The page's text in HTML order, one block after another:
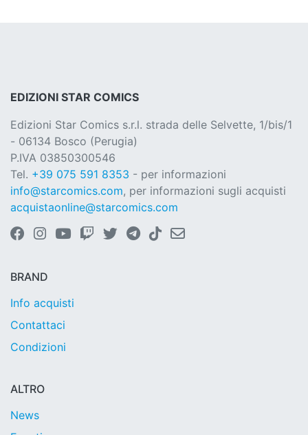
EDIZIONI STAR COMICS
Edizioni Star Comics s.r.l. strada delle Selvette, 1/bis/1
- 06134 Bosco (Perugia)
P.IVA 03850300546
Tel. +39 075 591 8353 - per informazioni
info@starcomics.com, per informazioni sugli acquisti
acquistaonline@starcomics.com
BRAND
Info acquisti
Contattaci
Condizioni
ALTRO
News